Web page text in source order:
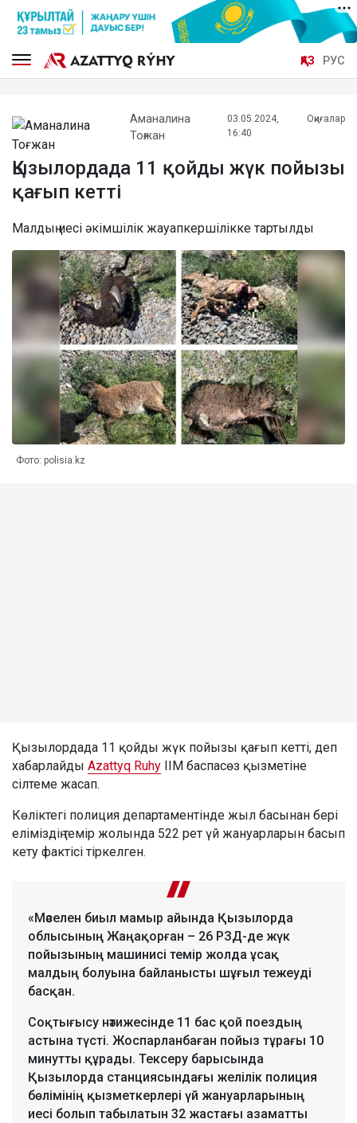
ҚАЗ РУС
Аманалина
Тоғжан
03.05.2024,
16:40
Оқиғалар
Қызылордада 11 қойды жүк пойызы
қағып кетті
Малдың иесі әкімшілік жауапкершілікке тартылды
Фото: polisia.kz
Қызылордада 11 қойды жүк пойызы қағып кетті, деп
хабарлайды Azattyq Ruhy ІІМ баспасөз қызметіне
сілтеме жасап.
Көліктегі полиция департаментінде жыл басынан бері
еліміздің темір жолында 522 рет үй жануарларын басып
кету фактісі тіркелген.
«Мәселен биыл мамыр айында Қызылорда
облысының Жаңақорған – 26 РЗД-де жүк
пойызының машинисі темір жолда ұсақ
малдың болуына байланысты шұғыл тежеуді
басқан.
Соқтығысу нәтижесінде 11 бас қой поездың
астына түсті. Жоспарланбаған пойыз тұрағы 10
минутты құрады. Тексеру барысында
Қызылорда станциясындағы желілік полиция
бөлімінің қызметкерлері үй жануарларының
иесі болып табылатын 32 жастағы азаматты